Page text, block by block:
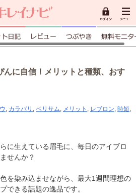
んに自信！メリットと種類、おす
, カラバリ , ベリサム, メリット , レブロン, 時短,
に生えている眉毛に、毎日のアイブロ
せんか？
を染み込ませながら、最大1週間理想の
できる話題の逸品です。